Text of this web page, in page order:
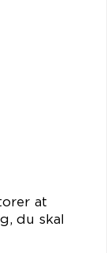
at
du skal